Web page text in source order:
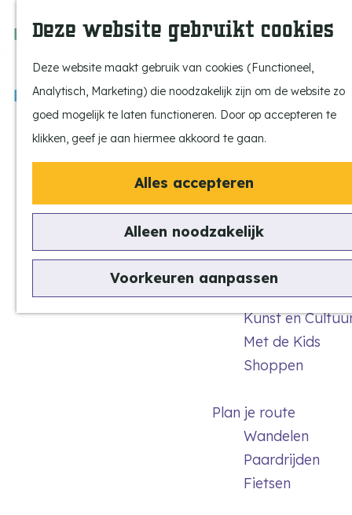
Deze website gebruikt cookies
Deze website maakt gebruik van cookies (Functioneel,
Analytisch, Marketing) die noodzakelijk zijn om de website zo
goed mogelijk te laten functioneren. Door op accepteren te
klikken, geef je aan hiermee akkoord te gaan.
Alles accepteren
Alleen noodzakelijk
Voorkeuren aanpassen
o
a
M
Brabant op z'n
Laat je
Ontdek de
UITagenda
Vind je activiteit
Actief en
Eten en Drinken
Kunst en
Met de Kids
Shoppen
Plan je route
Wandelen
Paardrijden
Fietsen
Langere
wandelingen
in de Kempen